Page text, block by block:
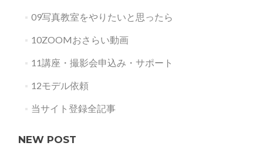
09写真教室をやりたいと思ったら
10ZOOMおさらい動画
11講座・撮影会申込み・サポート
12モデル依頼
当サイト登録全記事
NEW POST